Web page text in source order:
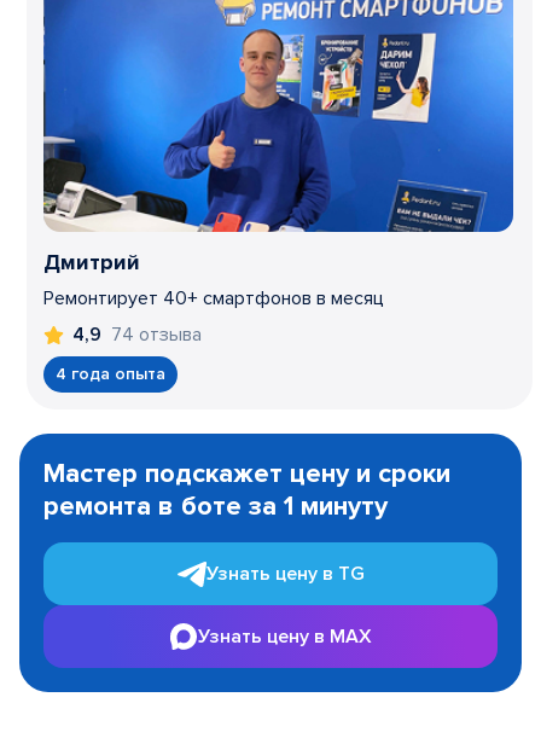
Дмитрий
Ремонтирует 40+ смартфонов в месяц
4,9 74 отзыва
4 года опыта
1
Мастер подскажет цену и сроки
ремонта в боте за 1 минуту
Узнать цену в TG
Узнать цену в MAX